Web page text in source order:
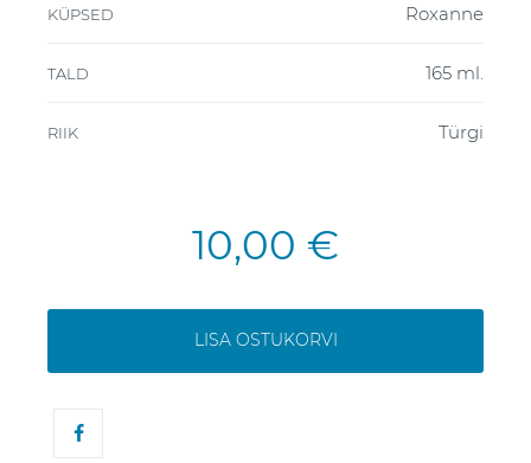
KÜPSED Roxanne
TALD 165 ml.
RIIK Türgi
10,00 €
LISA OSTUKORVI